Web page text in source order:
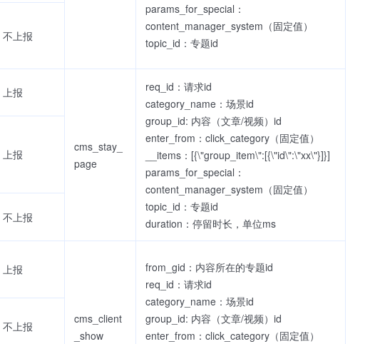
params_for_special：
content_manager_system（固定值）
topic_id：专题id
不上报
上报
cms_stay_
page
req_id：请求id
category_name：场景id
group_id: 内容（文章/视频）id
enter_from：click_category（固定值）
__items：[{\"group_item\":[{\"id\":\"xx\"}]}]
params_for_special：
content_manager_system（固定值）
topic_id：专题id
duration：停留时长，单位ms
上报
不上报
上报
cms_client
_show
from_gid：内容所在的专题id
req_id：请求id
category_name：场景id
group_id: 内容（文章/视频）id
enter_from：click_category（固定值）
不上报